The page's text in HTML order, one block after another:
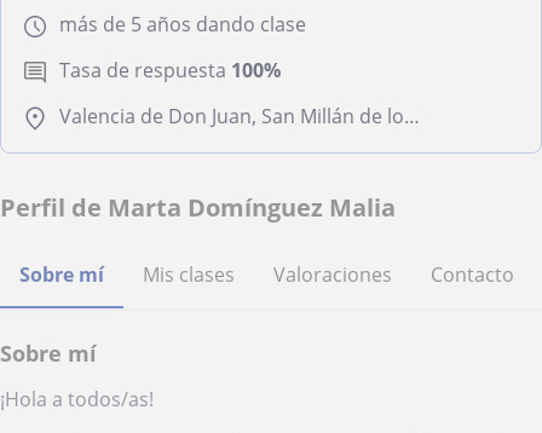
más de 5 años dando clase
Tasa de respuesta 100%
Valencia de Don Juan, San Millán de los Caballeros, Villademor de la Vega, Villamañán
Perfil de Marta Domínguez Malia
Sobre mí Mis clases Valoraciones Contacto
Sobre mí
¡Hola a todos/as!